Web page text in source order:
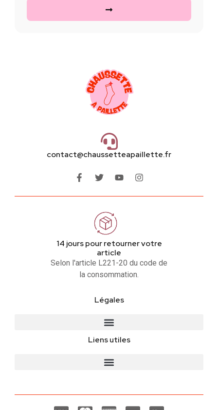
contact@chaussetteapaillette.fr
14 jours pour retourner votre
article
Selon l'article L221-20 du code de
la consommation.
Légales
Liens utiles